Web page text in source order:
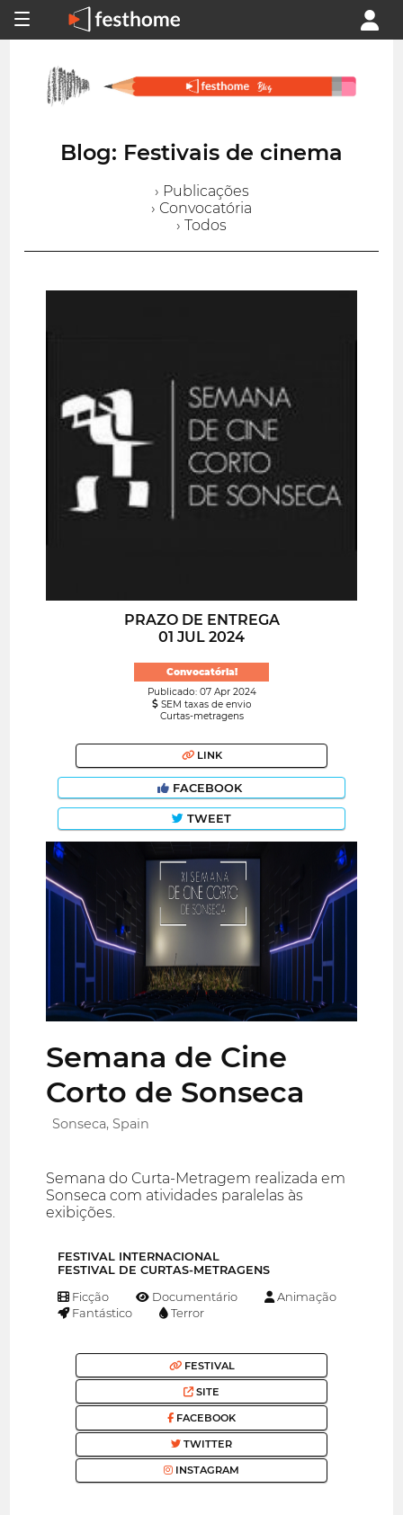
Blog: Festivais de cinema
› Publicações
› Convocatória
› Todos
PRAZO DE ENTREGA
01 JUL 2024
Convocatória!
Publicado: 07 Apr 2024
SEM taxas de envio
Curtas-metragens
LINK
FACEBOOK
TWEET
Semana de Cine
Corto de Sonseca
Sonseca, Spain
Semana do Curta-Metragem realizada em
Sonseca com atividades paralelas às
exibições.
FESTIVAL INTERNACIONAL
FESTIVAL DE CURTAS-METRAGENS
Ficção Documentário
Animação
Fantástico
Terror
FESTIVAL
SITE
FACEBOOK
TWITTER
INSTAGRAM